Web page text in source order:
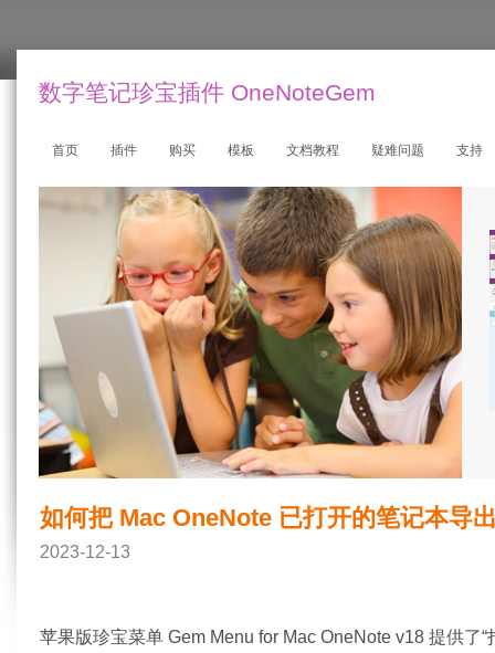
数字笔记珍宝插件 OneNoteGem
首页 插件 购买 模板 文档教程 疑难问题 支持
如何把 Mac OneNote 已打开的笔记本导
2023-12-13
苹果版珍宝菜单 Gem Menu for Mac OneNote v18 提供了“